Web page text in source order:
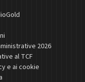
2026
al TCF
e ai cookie